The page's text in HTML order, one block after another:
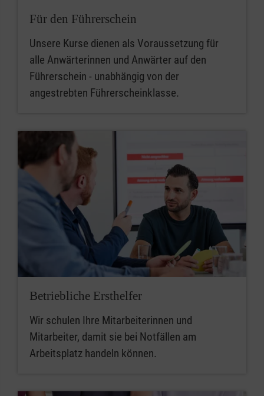
Für den Führerschein
Unsere Kurse dienen als Voraussetzung für
alle Anwärterinnen und Anwärter auf den
Führerschein - unabhängig von der
angestrebten Führerscheinklasse.
Betriebliche Ersthelfer
Wir schulen Ihre Mitarbeiterinnen und
Mitarbeiter, damit sie bei Notfällen am
Arbeitsplatz handeln können.